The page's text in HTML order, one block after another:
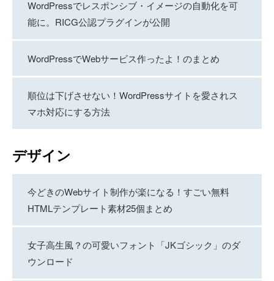
WordPressでレスポンシブ・イメージの自動化を可
能に。RICG公認プラグインが公開
WordPressでWebサービス作ったよ！のまとめ
順位は下げさせない！WordPressサイトを愛されス
マホ対応にする方法
デザイン
今どきのWebサイト制作が楽になる！すごい無料
HTMLテンプレート素材25個まとめ
女子高生風？の可愛いフォント「JKゴシック」のダ
ウンロード